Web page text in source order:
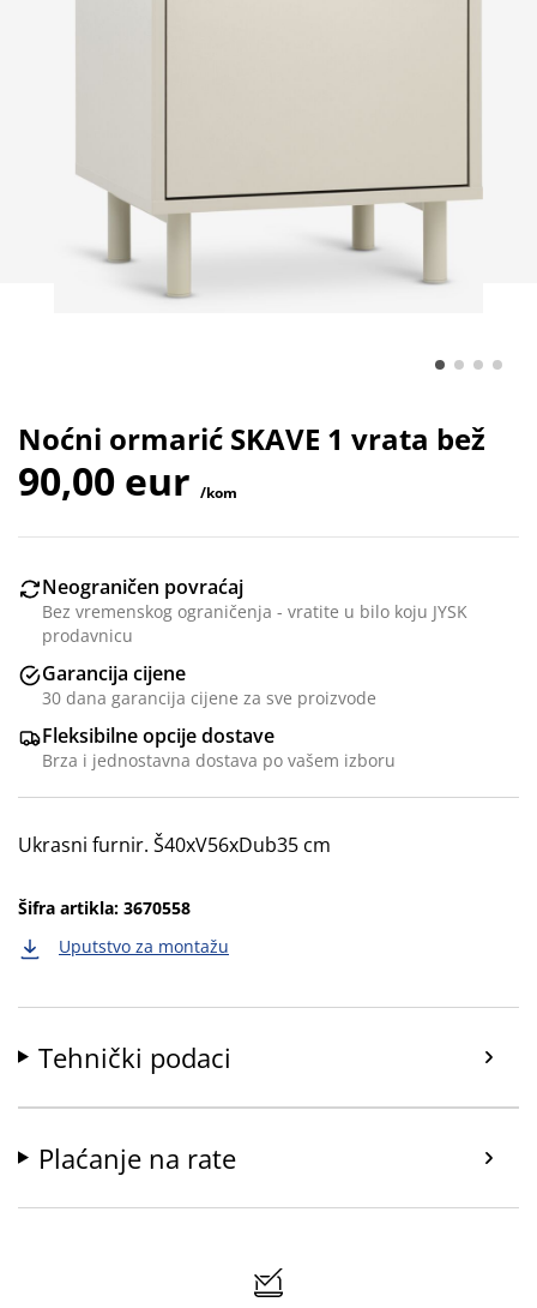
Noćni ormarić SKAVE 1 vrata bež
90,00 eur /kom
Neograničen povraćaj
Bez vremenskog ograničenja - vratite u bilo koju JYSK
prodavnicu
Garancija cijene
30 dana garancija cijene za sve proizvode
Fleksibilne opcije dostave
Brza i jednostavna dostava po vašem izboru
Ukrasni furnir. Š40xV56xDub35 cm
Šifra artikla: 3670558
Uputstvo za montažu
Tehnički podaci
Plaćanje na rate